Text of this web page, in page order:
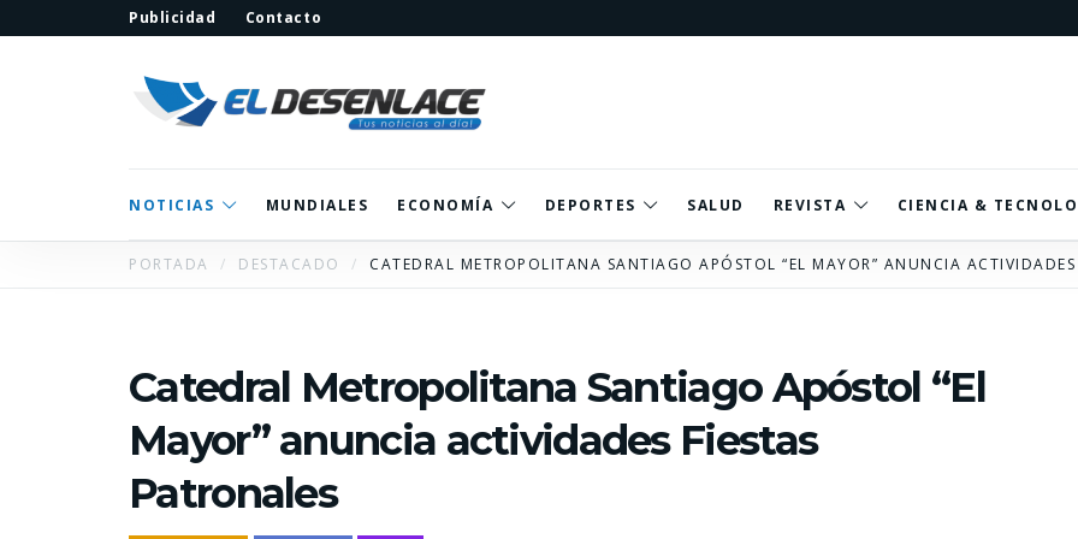
Publicidad Contacto
NOTICIAS MUNDIALES ECONOMÍA DEPORTES SALUD REVISTA CIENCIA &
PORTADA DESTACADO CATEDRAL METROPOLITANA SANTIAGO APÓSTOL “EL MAYOR” ANUNCIA ACTIVIDADES
Catedral Metropolitana Santiago Apóstol “El
Mayor” anuncia actividades Fiestas
Patronales